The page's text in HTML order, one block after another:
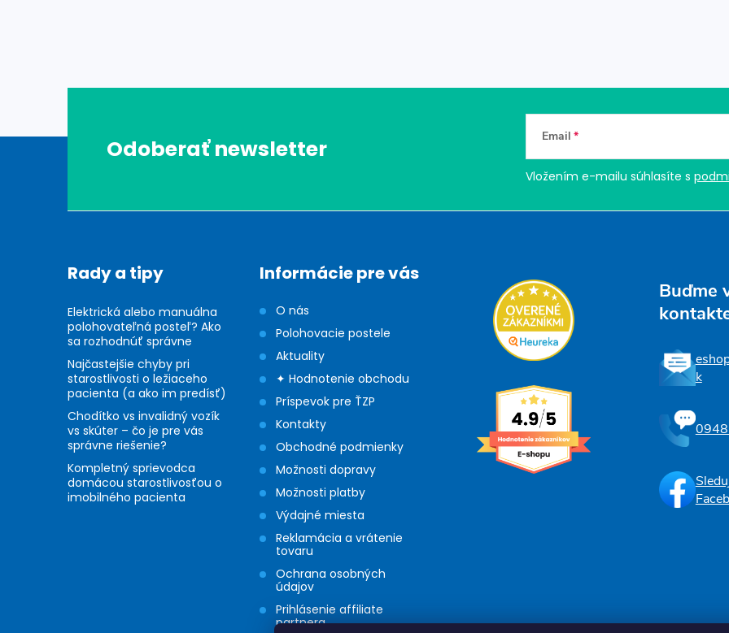
Odoberať newsletter Email
Vložením e-mailu súhlasíte s
Rady a tipy
Elektrická alebo manuálna
polohovateľná posteľ? Ako
sa rozhodnúť správne
Najčastejšie chyby pri
starostlivosti o ležiaceho
pacienta (a ako im predísť)
Chodítko vs invalidný vozík
vs skúter – čo je pre vás
správne riešenie?
Kompletný sprievodca
domácou starostlivosťou o
imobilného pacienta
Informácie pre vás
O nás
Polohovacie postele
Aktuality
✦ Hodnotenie obchodu
Príspevok pre ŤZP
Kontakty
Obchodné podmienky
Možnosti dopravy
Možnosti platby
Výdajné miesta
Reklamácia a vrátenie
tovaru
Ochrana osobných
údajov
Prihlásenie affiliate
partnera
Buďme
k